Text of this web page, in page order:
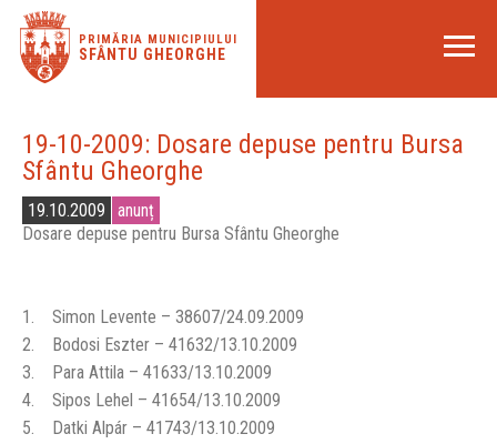
PRIMĂRIA MUNICIPIULUI
SFÂNTU GHEORGHE
19-10-2009: Dosare depuse pentru Bursa
Sfântu Gheorghe
19.10.2009
anunț
Dosare depuse pentru Bursa Sfântu Gheorghe
1. Simon Levente – 38607/24.09.2009
2. Bodosi Eszter – 41632/13.10.2009
3. Para Attila – 41633/13.10.2009
4. Sipos Lehel – 41654/13.10.2009
5. Datki Alpár – 41743/13.10.2009